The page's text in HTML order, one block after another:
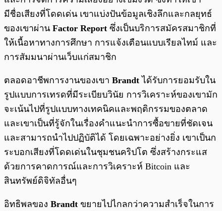
มีชื่อเสียงที่โดดเด่น เขาแบ่งปันข้อมูลเชิงลึกและกลยุทธ์
ของเขาผ่าน Factor Report ซึ่งเป็นบริการสมัครสมาชิกที่
ให้เนื้อหาทางการศึกษา การแจ้งเตือนแบบเรียลไทม์ และ
การสัมมนาผ่านเว็บแก่สมาชิก
ตลอดอาชีพการงานของเขา Brandt ได้รับการยอมรับใน
รูปแบบการเทรดที่มีระเบียบวินัย การวิเคราะห์ของเขามัก
จะเน้นไปที่รูปแบบทางเทคนิคและพฤติกรรมของตลาด
และเขาเป็นที่รู้จักในเรื่องคำแนะนำการซื้อขายที่ชัดเจน
และสามารถนำไปปฏิบัติได้ โดยเฉพาะอย่างยิ่ง เขาเป็นก
ระบอกเสียงที่โดดเด่นในชุมชนคริปโต ซึ่งสร้างกระแส
ด้วยการคาดการณ์และการวิเคราะห์ Bitcoin และ
สินทรัพย์ดิจิทัลอื่นๆ
อิทธิพลของ Brandt ขยายไปไกลกว่าความสำเร็จในการ